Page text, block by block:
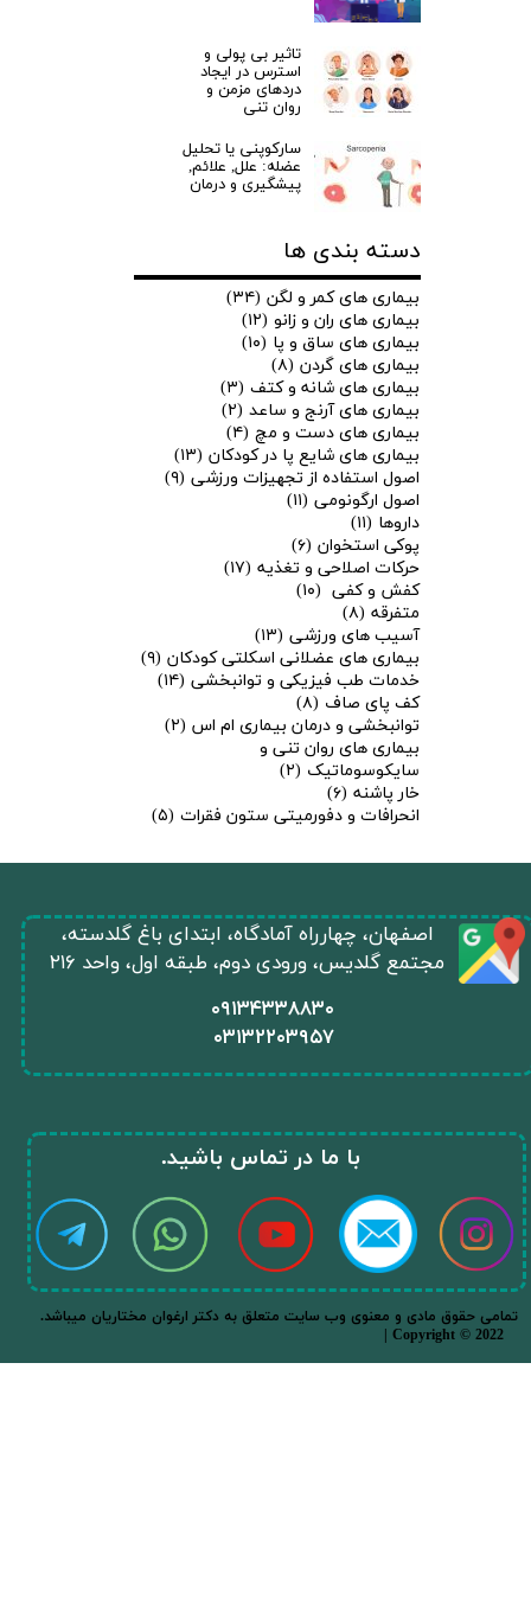
تاثیر بی پولی و
استرس در ایجاد
دردهای مزمن و
روان تنی
سارکوپنی یا تحلیل
عضله: علل, علائم,
پیشگیری و درمان
دسته بندی ها
بیماری های کمر و لگن (۳۴)
بیماری های ران و زانو (۱۲)
بیماری های ساق و پا (۱۰)
بیماری های گردن (۸)
بیماری های شانه و کتف (۳)
بیماری های آرنج و ساعد (۲)
بیماری های دست و مچ (۴)
بیماری های شایع پا در کودکان (۱۳)
اصول استفاده از تجهیزات ورزشی (۹)
اصول ارگونومی (۱۱)
داروها (۱۱)
پوکی استخوان (۶)
حرکات اصلاحی و تغذیه (۱۷)
کفش و کفی (۱۰)
متفرقه (۸)
آسیب های ورزشی (۱۳)
بیماری های عضلانی اسکلتی کودکان (۹)
خدمات طب فیزیکی و توانبخشی (۱۴)
کف پای صاف (۸)
توانبخشی و درمان بیماری ام اس (۲)
بیماری های روان تنی و
سایکوسوماتیک (۲)
خار پاشنه (۶)
انحرافات و دفورمیتی ستون فقرات (۵)
​۰۹۱۳۴۳۳۸۸۳۰
۰۳۱۳۲۲۰۳۹۵۷
​اصفهان، چهارراه آمادگاه، ابتدای باغ گلدسته،
مجتمع گلدیس، ورودی دوم، طبقه اول، واحد ۲۱۶
​با ما در تماس باشید.​​​​​​​
.تمامی حقوق مادی و معنوی وب سایت متعلق به دکتر ارغوان مختاریان میباشد
| Copyright © 2022